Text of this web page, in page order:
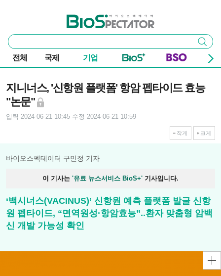
바이오스펙테이터
통
합
검
색
검색
전체 국제 기업
지니너스, '신항원 플랫폼' 항암 펩타이드 효능
"논문"
입력 2024-06-21 10:45 수정 2024-06-21 10:59
작게 크게
바이오스펙테이터 구민정 기자
이 기사는 '유료 뉴스서비스 BioS+' 기사입니다.
‘백시너스(VACINUS)’ 신항원 예측 플랫폼 발굴 신항
원 펩타이드, “면역원성·항암효능”..환자 맞춤형 암백
신 개발 가능성 확인